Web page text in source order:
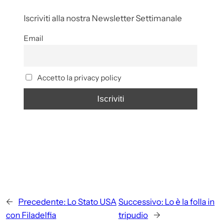
Iscriviti alla nostra Newsletter Settimanale
Email
Accetto la privacy policy
← Precedente: Lo Stato USA
con Filadelfia
Successivo: Lo è la folla in
tripudio
→